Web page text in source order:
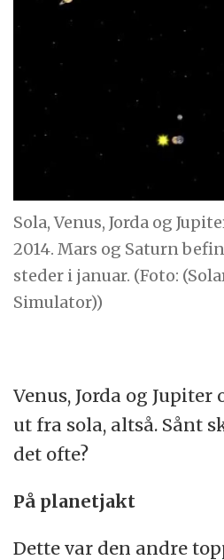
Sola, Venus, Jorda og
2014. Mars og Saturn
steder i januar. (Foto:
Simulator))
Venus, Jorda og
ut fra sola, altså. Sånt
det ofte?
På planetjakt
Dette var den andre